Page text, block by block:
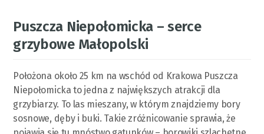
Puszcza Niepołomicka – serce
grzybowe Małopolski
Położona około 25 km na wschód od Krakowa Puszcza
Niepołomicka to jedna z największych atrakcji dla
grzybiarzy. To las mieszany, w którym znajdziemy bory
sosnowe, dęby i buki. Takie zróżnicowanie sprawia, że